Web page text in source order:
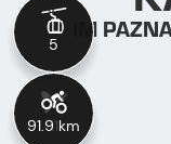
5
11
5
91.9 km
IM